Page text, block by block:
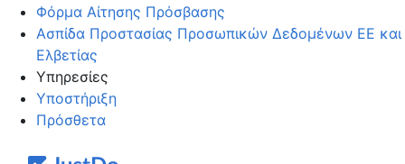
Φόρμα Αίτησης Πρόσβασης
Ασπίδα Προστασίας Προσωπικών Δεδομένων ΕΕ και
Ελβετίας
Υπηρεσίες
Υποστήριξη
Πρόσθετα